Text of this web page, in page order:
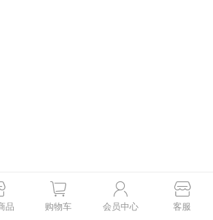
品 购物车 会员中心 客服